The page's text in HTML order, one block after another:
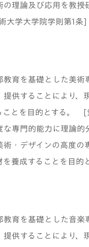
理論及び応用を教
大学大学院学則第1条]
育を基礎とした美
供することにより
ことを目的とする。
専門的能力に理論
・デザインの高度
を養成することを目
育を基礎とした音
供することにより